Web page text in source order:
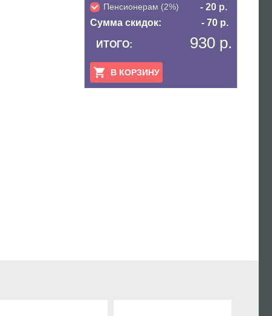
Пенсионерам (2%)
- 20 р.
Сумма скидок:
- 70 р.
ИТОГО: 930 р.
В КОРЗИНУ